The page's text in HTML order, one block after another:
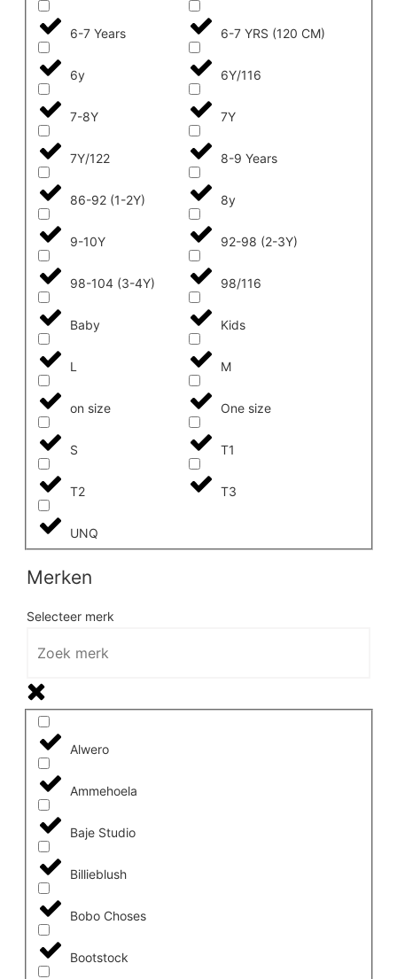
6-7 Years 6-7 YRS (120 CM)
6y 6Y/116
7-8Y 7Y
7Y/122 8-9 Years
86-92 (1-2Y) 8y
9-10Y 92-98 (2-3Y)
98-104 (3-4Y) 98/116
Baby Kids
L M
on size One size
S T1
T2 T3
UNQ
Merken
Selecteer merk
Alwero
Ammehoela
Baje Studio
Billieblush
Bobo Choses
Bootstock